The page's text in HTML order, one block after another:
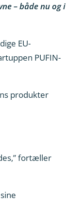
– både nu og i
EU-
PUFIN-
produkter
fortæller